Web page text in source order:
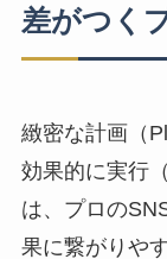
差がつく
緻密な計画（
効果的に実行
は、プロの
果に繋がりや